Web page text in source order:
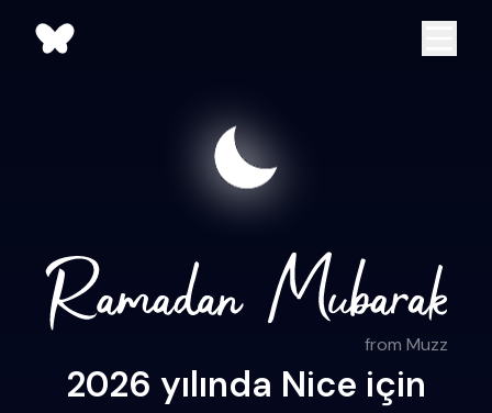
from Muzz
2026 yılında Nice için